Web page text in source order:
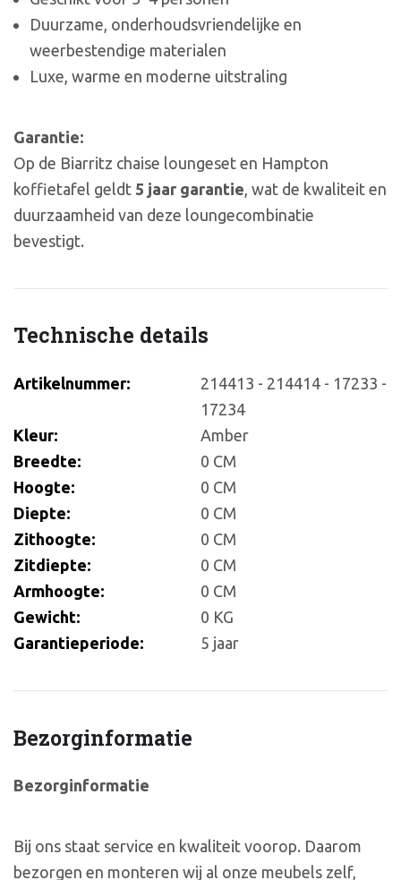
Duurzame, onderhoudsvriendelijke en
weerbestendige materialen
Luxe, warme en moderne uitstraling
Garantie:
Op de Biarritz chaise loungeset en Hampton
koffietafel geldt 5 jaar garantie , wat de kwaliteit en
duurzaamheid van deze loungecombinatie
bevestigt.
Technische details
Artikelnummer:
214413 - 214414 - 17233 -
17234
Kleur:
Amber
Breedte:
0 CM
Hoogte:
0 CM
Diepte:
0 CM
Zithoogte:
0 CM
Zitdiepte:
0 CM
Armhoogte:
0 CM
Gewicht:
0 KG
Garantieperiode:
5 jaar
Bezorginformatie
Bezorginformatie
Bij ons staat service en kwaliteit voorop. Daarom
bezorgen en monteren wij al onze meubels zelf,